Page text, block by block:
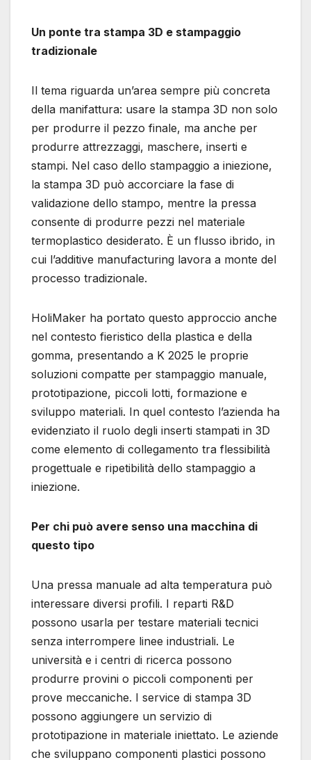
Un ponte tra stampa 3D e stampaggio
tradizionale
Il tema riguarda un’area sempre più concreta
della manifattura: usare la stampa 3D non solo
per produrre il pezzo finale, ma anche per
produrre attrezzaggi, maschere, inserti e
stampi. Nel caso dello stampaggio a iniezione,
la stampa 3D può accorciare la fase di
validazione dello stampo, mentre la pressa
consente di produrre pezzi nel materiale
termoplastico desiderato. È un flusso ibrido, in
cui l’additive manufacturing lavora a monte del
processo tradizionale.
HoliMaker ha portato questo approccio anche
nel contesto fieristico della plastica e della
gomma, presentando a K 2025 le proprie
soluzioni compatte per stampaggio manuale,
prototipazione, piccoli lotti, formazione e
sviluppo materiali. In quel contesto l’azienda ha
evidenziato il ruolo degli inserti stampati in 3D
come elemento di collegamento tra flessibilità
progettuale e ripetibilità dello stampaggio a
iniezione.
Per chi può avere senso una macchina di
questo tipo
Una pressa manuale ad alta temperatura può
interessare diversi profili. I reparti R&D
possono usarla per testare materiali tecnici
senza interrompere linee industriali. Le
università e i centri di ricerca possono
produrre provini o piccoli componenti per
prove meccaniche. I service di stampa 3D
possono aggiungere un servizio di
prototipazione in materiale iniettato. Le aziende
che sviluppano componenti plastici possono